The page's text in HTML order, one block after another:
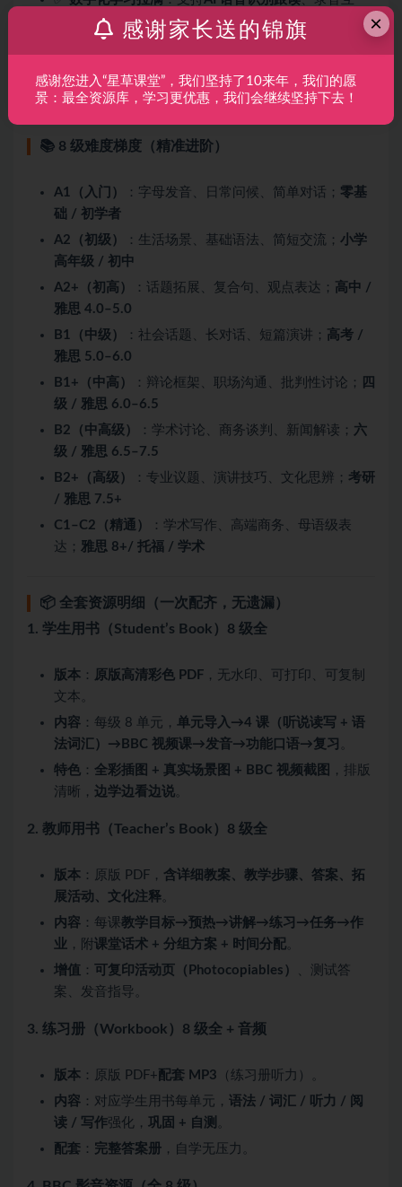
评、虚拟班级、离线 App， 线上线下混合学习
频场景。
📚 8 级难度梯度（精准进阶）
A1（入门） ：字母发音、日常问候、简单对话； 零基
础 / 初学者
A2（初级）
：生活场景、基础语法、简短交流； 小学
高年级 / 初中
A2+（初高）
：话题拓展、复合句、观点表达； 高中 /
雅思 4.0–5.0
B1（中级）
：社会话题、长对话、短篇演讲； 高考 /
雅思 5.0–6.0
B1+（中高）
：辩论框架、职场沟通、批判性讨论；
四
级 / 雅思 6.0–6.5
B2（中高级）
：学术讨论、商务谈判、新闻解读； 六
级 / 雅思 6.5–7.5
B2+（高级）
：专业议题、演讲技巧、文化思辨； 考研
/ 雅思 7.5+
C1–C2（精通）
：学术写作、高端商务、母语级表
达； 雅思 8+/ 托福 / 学术
📦 全套资源明细（一次配齐，无遗漏）
1. 学生用书（Student’s Book）8 级全
版本 ： 原版高清彩色 PDF ，无水印、可打印、可复制
文本。
内容 ：每级 8 单元， 单元导入→4 课（听说读写 + 语
法词汇）→BBC 视频课→发音→功能口语→复习
特色 ： 全彩插图 + 真实场景图 + BBC 视频截图
，排版
清晰， 边学边看边说
2. 教师用书（Teacher’s Book）8 级全
版本 ：原版 PDF， 含详细教案、教学步骤、答案、拓
展活动、文化注释
内容 ：每课教学目标→预热→讲解→练习→任务→作
业 ，附课堂话术 + 分组方案 + 时间分配
增值 ： 可复印活动页（Photocopiables）
、测试答
案、发音指导。
3. 练习册（Workbook）8 级全 + 音频
版本 ：原版 PDF+ 配套 MP3 （练习册听力）。
内容 ：对应学生用书每单元， 语法 / 词汇 / 听力 / 阅
读 / 写作强化， 巩固 + 自测
配套 ： 完整答案册 ，自学无压力。
×
感谢家长送的锦旗
感谢您进入“星草课堂”，我们坚持了10来年，我们的愿
景：最全资源库，学习更优惠，我们会继续坚持下去！